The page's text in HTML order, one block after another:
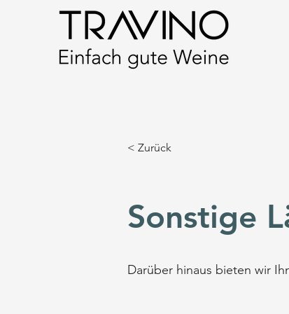
< Zurück
Sonstige
Darüber hinaus bieten wir